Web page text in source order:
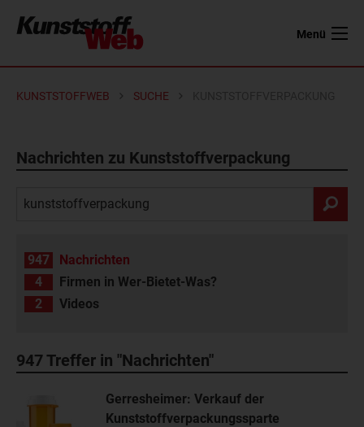
Menü
KUNSTSTOFFWEB SUCHE
Nachrichten zu Kunststoffverpackung
947
Nachrichten
4
Firmen in Wer-Bietet-Was?
2
Videos
947Treffer in "Nachrichten"
Gerresheimer: Verkauf der
Kunststoffverpackungssparte